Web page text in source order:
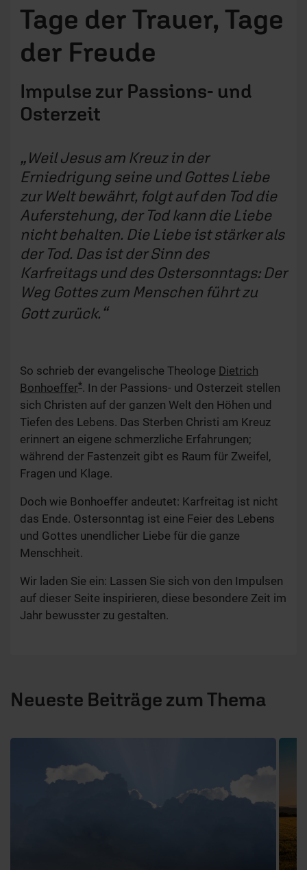
Tage der Trauer, Tage
der Freude
Impulse zur Passions- und
Osterzeit
Weil Jesus am Kreuz in der
Erniedrigung seine und Gottes Liebe
zur Welt bewährt, folgt auf den Tod die
Auferstehung, der Tod kann die Liebe
nicht behalten. Die Liebe ist stärker als
der Tod. Das ist der Sinn des
Karfreitags und des Ostersonntags: Der
Weg Gottes zum Menschen führt zu
Gott zurück.
So schrieb der evangelische Theologe Dietrich
Bonhoeffer*. In der Passions- und Osterzeit stellen
sich Christen auf der ganzen Welt den Höhen und
Tiefen des Lebens. Das Sterben Christi am Kreuz
erinnert an eigene schmerzliche Erfahrungen;
während der Fastenzeit gibt es Raum für Zweifel,
Fragen und Klage.
Doch wie Bonhoeffer andeutet: Karfreitag ist nicht
das Ende. Ostersonntag ist eine Feier des Lebens
und Gottes unendlicher Liebe für die ganze
Menschheit.
Wir laden Sie ein: Lassen Sie sich von den Impulsen
auf dieser Seite inspirieren, diese besondere Zeit im
Jahr bewusster zu gestalten.
Neueste Beiträge zum Thema